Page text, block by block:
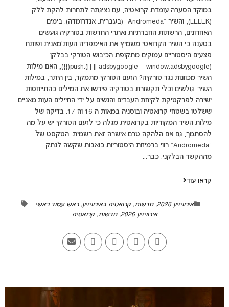
במוקד הסערה עומדת קרואטיה, עם נציגתה לתחרות להקת ללק
(LELEK), והשיר "Andromeda" (בעברית: אנדרומדה). בימים
האחרונים, הרשתות החברתיות ואתרי החדשות בטורקיה גועשים
בטענה כי השיר הקרואטי משמיץ את האימפריה העות'מאנית ופותח
פצעים היסטוריים עמוקים מתקופת הכיבוש הטורקי בבלקן.
(adsbygoogle = window.adsbygoogle || []).push({}); האם מילות
השיר מכוונות נגד טורקיה? הזעם הטורקי מתמקד, בין היתר, במילות
השיר. גולשים וכלי תקשורת בטורקיה פירשו את המילים כהתייחסות
ישירה לפרקטיקת לקיחת העבדים והנשים על ידי החיילים העות'מאניים
ששלטו בשטחי קרואטיה ובוסניה במאות ה-16 וה-17. בדיקה של
מילות השיר המקוריות בקרואטית מגלה כי לזעם הטורקי יש על מה
להסתמך, גם אם הלהקה טרם אישרה זאת רשמית. הטקסט של
"Andromeda" רווי ברמיזות היסטוריות כואבות שקשה לנתק
מההקשר הבלקני. כבר...
קראו עוד
אירוויזיון 2026 ,חדשות,קרואטיה באירוויזיון,ראש עמוד ראשי
אירוויזיון 2026
,חדשות,קרואטיה